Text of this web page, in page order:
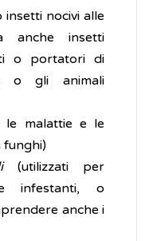
nocivi alle
anche insetti
o portatori di
o gli animali
malattie e le
funghi)
(utilizzati per
infestanti, o
anche i